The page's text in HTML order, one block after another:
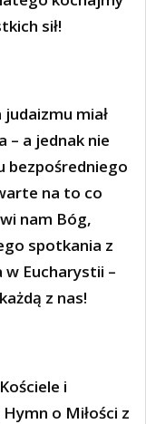
sił!
miał
– a jednak nie
bezpośredniego
na to co
nam Bóg,
spotkania z
w Eucharystii –
z nas!
i
o Miłości z